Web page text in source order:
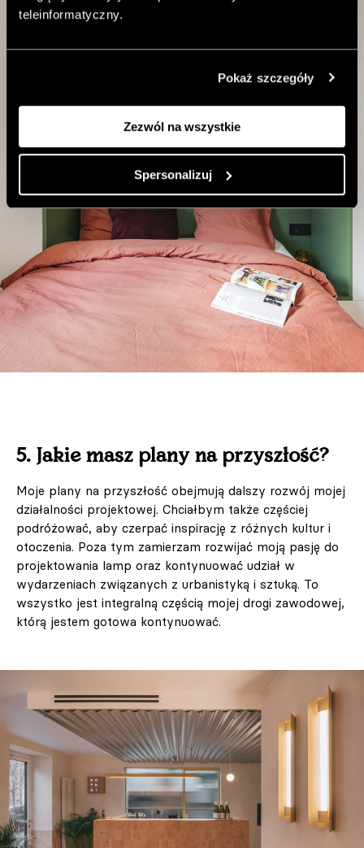
teleinformatyczny.
Pokaż szczegóły
Zezwól na wszystkie
Spersonalizuj
5. Jakie masz plany na przyszłość?
Moje plany na przyszłość obejmują dalszy rozwój mojej
działalności projektowej. Chciałbym także częściej
podróżować, aby czerpać inspirację z różnych kultur i
otoczenia. Poza tym zamierzam rozwijać moją pasję do
projektowania lamp oraz kontynuować udział w
wydarzeniach związanych z urbanistyką i sztuką. To
wszystko jest integralną częścią mojej drogi zawodowej,
którą jestem gotowa kontynuować.